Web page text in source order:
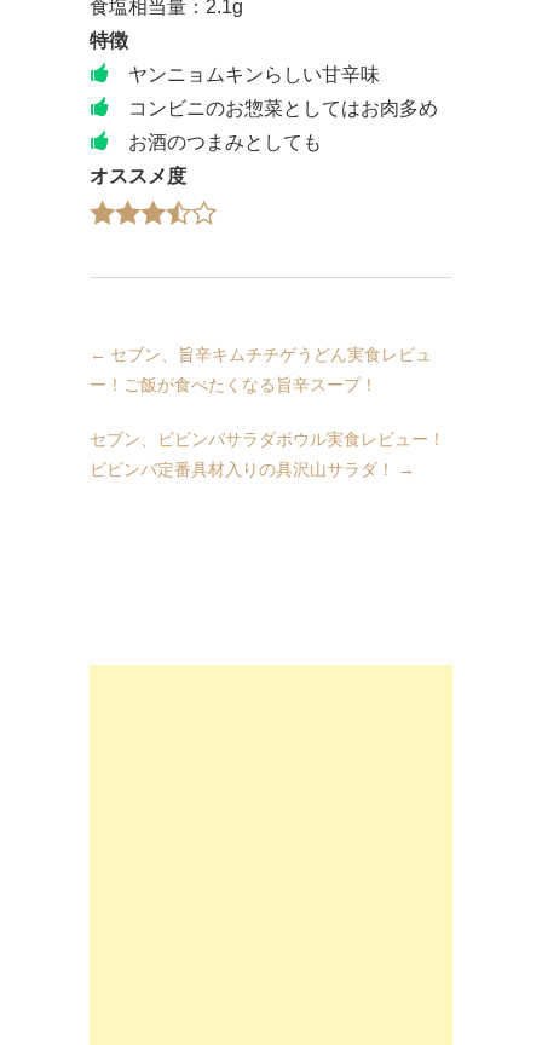
食塩相当量：2.1g
特徴
ヤンニョムキンらしい甘辛味
コンビニのお惣菜としてはお肉多め
お酒のつまみとしても
オススメ度
← セブン、旨辛キムチチゲうどん実食レビュ
ー！ご飯が食べたくなる旨辛スープ！
セブン、ビビンバサラダボウル実食レビュー！
ビビンバ定番具材入りの具沢山サラダ！
→